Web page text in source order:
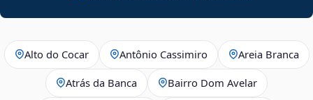
Alto do Cocar Antônio Cassimiro Areia Branca
Atrás da Banca Bairro Dom Avelar